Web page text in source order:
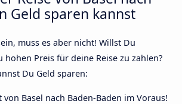
Geld sparen kannst
muss es aber nicht! Willst Du
hohen Preis für deine Reise zu zahlen?
Du Geld sparen:
von Basel nach Baden-Baden im Voraus!